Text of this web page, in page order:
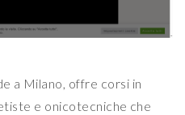
a Milano, offre corsi in
e onicotecniche che